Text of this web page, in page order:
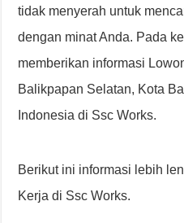
tidak menyerah untuk
dengan minat Anda. Pada
memberikan informasi
Balikpapan Selatan, Kota
Indonesia di Ssc Works.
Berikut ini informasi lebih
Kerja di Ssc Works.